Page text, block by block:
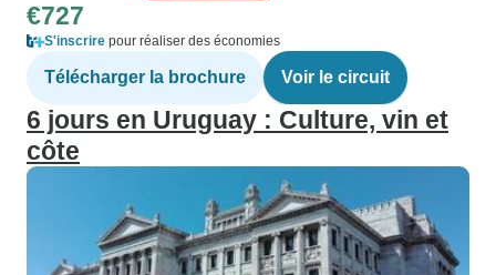
€727
S'inscrire pour réaliser des économies
Télécharger la brochure Voir le circuit
6 jours en Uruguay : Culture, vin et
côte